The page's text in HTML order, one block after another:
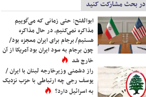
در بحث مشارکت کنید
ابوالفتح: حتی زمانی که می‌گوییم
مذاکره نمی‌کنیم، در حال مذاکره
هستیم/ برجام برای ایران معجزه بود/
چون برجام به سود ایران بود آمریکا از آن
خارج شد
راز دشمنی وزیرخارجه لبنان با ایران /
یوسف رجی چه ارتباطی با حزب نزدیک
به اسرائیل دارد؟